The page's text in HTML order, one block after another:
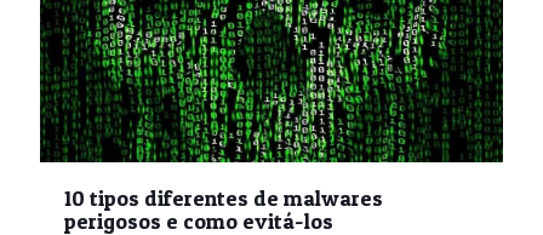
10 tipos diferentes de malwares
perigosos e como evitá-los